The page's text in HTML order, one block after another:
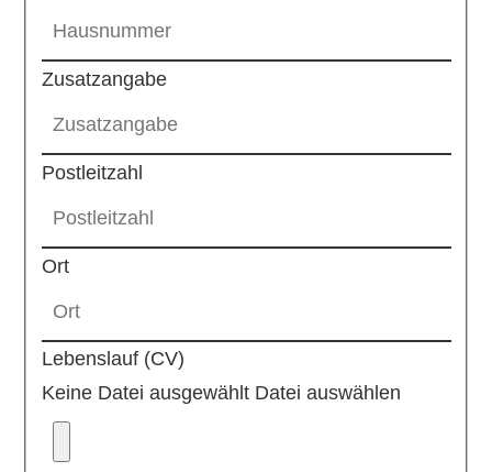
Zusatzangabe
Postleitzahl
Ort
Lebenslauf (CV)
Keine Datei ausgewählt Datei auswählen